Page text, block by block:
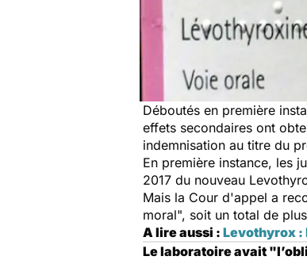
Déboutés en première
effets secondaires ont
indemnisation au titre du
En première instance, les
2017 du nouveau
Mais la Cour d'appel a
moral", soit un total de
A lire aussi : Levothyrox :
Le laboratoire avait